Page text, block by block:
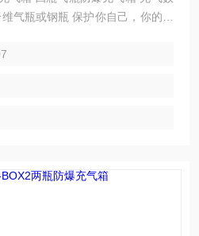
使用中,很难避免将一些有安全隐
员的伤害.